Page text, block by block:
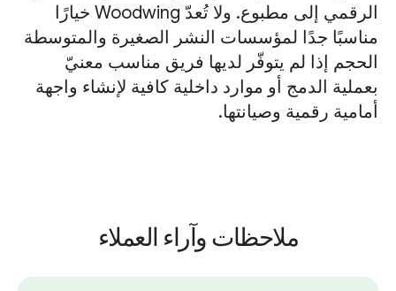
الرقمي إلى مطبوع. ولا تُعدّ Woodwing خيارًا
مناسبًا جدًا لمؤسسات النشر الصغيرة والمتوسطة
الحجم إذا لم يتوفّر لديها فريق مناسب معنيّ
بعملية الدمج أو موارد داخلية كافية لإنشاء واجهة
أمامية رقمية وصيانتها.
ملاحظات وآراء العملاء